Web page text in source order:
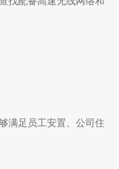
满足员工安置、公司住